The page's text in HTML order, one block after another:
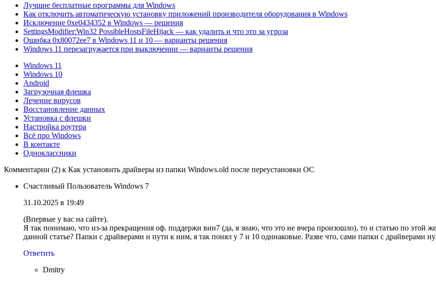
Лучшие бесплатные программы для Windows
Как отключить автоматическую установку приложений производителя оборудования в Windows
Исключение 0xe0434352 в Windows — решения
SettingsModifier:Win32 PossibleHostsFileHijack — как удалить и что это за угроза
Ошибка 0x80072ee7 в Windows 11 и 10 — варианты решения
Windows 11 перезагружается при выключении — варианты решения
Windows 11
Windows 10
Android
Загрузочная флешка
Лечение вирусов
Восстановление данных
Установка с флешки
Настройка роутера
Всё про Windows
В контакте
Одноклассники
Комментарии (2) к Как установить драйверы из папки Windows.old после переустановки ОС
Счастливый Пользователь Windows 7
31.10.2025 в 19:49
(Впервые у вас на сайте).
Я так понимаю, что из-за прекращения оф. поддержи вин7 (да, я знаю, что это не вчера произошло), то и статью по этой
данной статье? Папки с драйверами и пути к ним, я так понял у 7 и 10 одинаковые. Разве что, сами папки с драйверами
Ответить
Dmitry